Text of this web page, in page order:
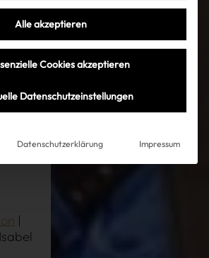
|
Alle akzeptieren
Cookies akzeptieren
Datenschutzeinstellungen
Datenschutzerklärung Impressum